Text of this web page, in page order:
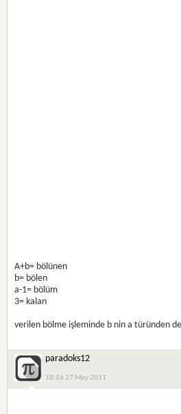
A+b= bölünen
b= bölen
a-1= bölüm
3= kalan
verilen bölme işleminde b nin a türünden
paradoks12
18:56 27 May 2011